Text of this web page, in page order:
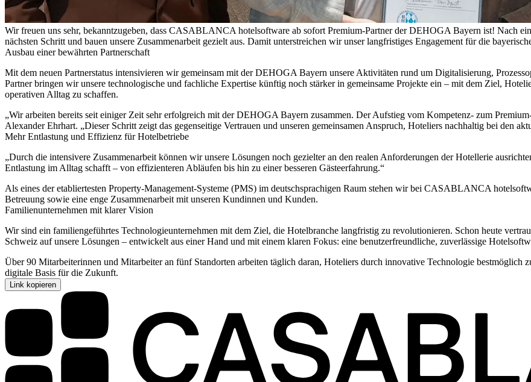
Wir freuen uns sehr, bekanntzugeben, dass CASABLANCA hotelsoftware ab sofort Premium-Partner der DEHOGA Bayern ist! Nach
nächsten Schritt und bauen unsere Zusammenarbeit gezielt aus. Damit unterstreichen wir unser langfristiges Engagement für die
Ausbau einer bewährten Partnerschaft
Mit dem neuen Partnerstatus intensivieren wir gemeinsam mit der DEHOGA Bayern unsere Aktivitäten rund um Digitalisierung,
Partner bringen wir unsere technologische und fachliche Expertise künftig noch stärker in gemeinsame Projekte ein – mit dem Ziel,
operativen Alltag zu schaffen.
„Wir arbeiten bereits seit einiger Zeit sehr erfolgreich mit der DEHOGA Bayern zusammen. Der Aufstieg vom Kompetenz- zum
Alexander Ehrhart. „Dieser Schritt zeigt das gegenseitige Vertrauen und unseren gemeinsamen Anspruch, Hoteliers nachhaltig bei den
Mehr Entlastung und Effizienz für Hotelbetriebe
„Durch die intensivere Zusammenarbeit können wir unsere Lösungen noch gezielter an den realen Anforderungen der Hotellerie
Entlastung im Alltag schafft – von effizienteren Abläufen bis hin zu einer besseren Gästeerfahrung.“
Als eines der etabliertesten Property-Management-Systeme (PMS) im deutschsprachigen Raum stehen wir bei CASABLANCA
Betreuung sowie eine enge Zusammenarbeit mit unseren Kundinnen und Kunden.
Familienunternehmen mit klarer Vision
Wir sind ein familiengeführtes Technologieunternehmen mit dem Ziel, die Hotelbranche langfristig zu revolutionieren. Schon heute
Schweiz auf unsere Lösungen – entwickelt aus einer Hand und mit einem klaren Fokus: eine benutzerfreundliche, zuverlässige
Über 90 Mitarbeiterinnen und Mitarbeiter an fünf Standorten arbeiten täglich daran, Hoteliers durch innovative Technologie bestmöglich
digitale Basis für die Zukunft.
Link kopieren